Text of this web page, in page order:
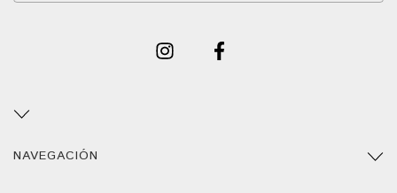
NAVEGACIÓN